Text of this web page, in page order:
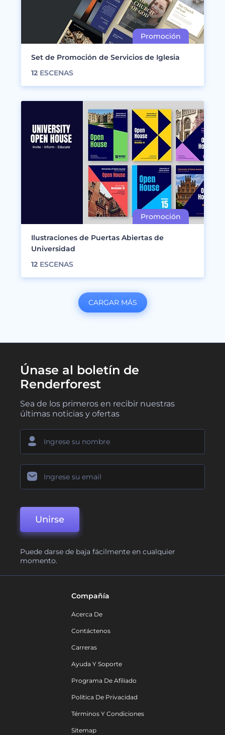
Set de Promoción de Servicios de Iglesia
12 ESCENAS
Ilustraciones de Puertas Abiertas de
Universidad
12 ESCENAS
CARGAR MÁS
Únase al boletín de
Renderforest
Sea de los primeros en recibir nuestras
últimas noticias y ofertas
Unirse
Puede darse de baja fácilmente en cualquier
momento.
Compañía
Acerca De
Contáctenos
Carreras
Ayuda Y Soporte
Programa De Afiliado
Política De Privacidad
Términos Y Condiciones
Sitemap